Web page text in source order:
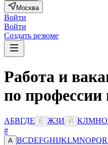
Москва
Войти
Войти
Создать резюме
Работа и
по
АБВГДЕ Ё ЖЗИ Й КЛМНО
#
A BCDEFGHIJKLMNOPQR